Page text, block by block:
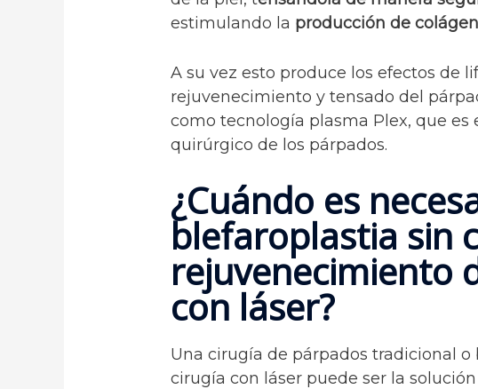
estimulando la producción de
A su vez esto produce los efectos de
rejuvenecimiento y tensado del
como tecnología plasma Plex, que
quirúrgico de los párpados.
¿Cuándo es
blefaroplastia sin
rejuvenecimiento
con láser?
Una cirugía de párpados tradicional
cirugía con láser puede ser la